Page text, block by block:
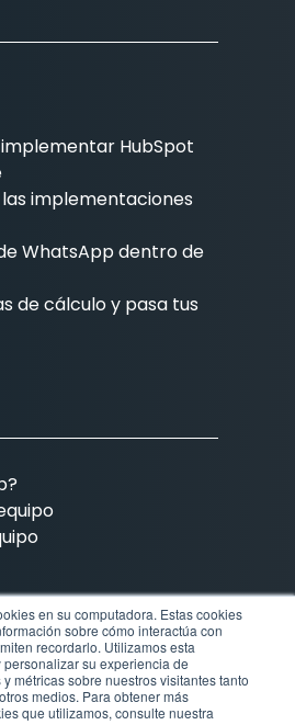
en su computadora. Estas cookies
sobre cómo interactúa con
recordarlo. Utilizamos esta
su experiencia de
métricas sobre nuestros visitantes tanto
medios. Para obtener más
que utilizamos, consulte nuestra
HubSpot
implementaciones
WhatsApp dentro de
de cálculo y pasa tus
con presencia en:
BRA EEUU